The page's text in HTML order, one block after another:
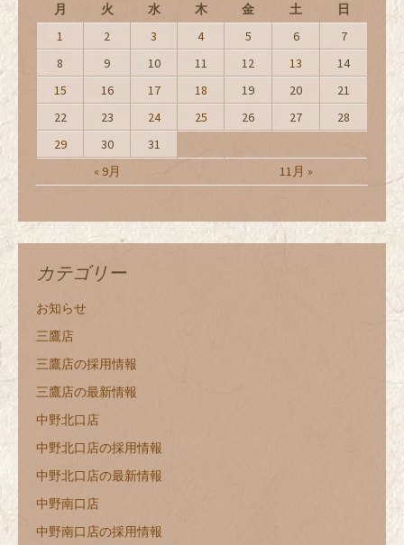
月
火 水 木 金 土 日
« 9月 11月 »
1 2 3 4 5 6
7
8
9 10 11 12 13
14
15
16 17 18 19 20
21
22
23 24 25 26 27
28
29
30 31
カテゴリー
お知らせ
三鷹店
三鷹店の採用情報
三鷹店の最新情報
中野北口店
中野北口店の採用情報
中野北口店の最新情報
中野南口店
中野南口店の採用情報